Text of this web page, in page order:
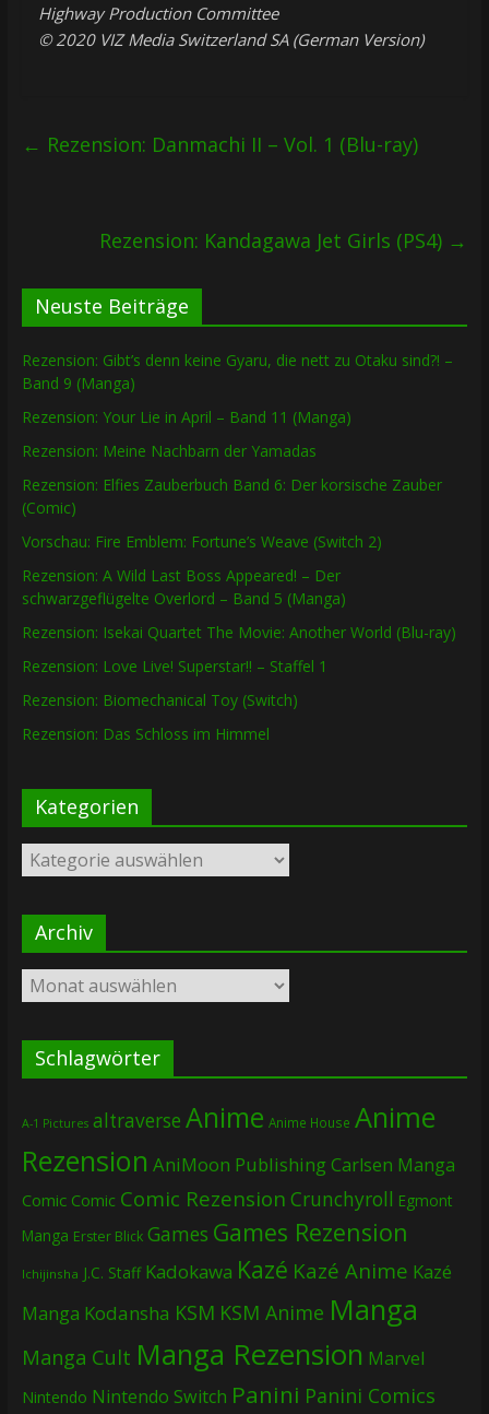
Highway Production Committee
© 2020 VIZ Media Switzerland SA (German Version)
← Rezension: Danmachi II – Vol. 1 (Blu-ray)
Rezension: Kandagawa Jet Girls (PS4) →
Neuste Beiträge
Rezension: Gibt’s denn keine Gyaru, die nett zu Otaku sind?! –
Band 9 (Manga)
Rezension: Your Lie in April – Band 11 (Manga)
Rezension: Meine Nachbarn der Yamadas
Rezension: Elfies Zauberbuch Band 6: Der korsische Zauber
(Comic)
Vorschau: Fire Emblem: Fortune’s Weave (Switch 2)
Rezension: A Wild Last Boss Appeared! – Der
schwarzgeflügelte Overlord – Band 5 (Manga)
Rezension: Isekai Quartet The Movie: Another World (Blu-ray)
Rezension: Love Live! Superstar!! – Staffel 1
Rezension: Biomechanical Toy (Switch)
Rezension: Das Schloss im Himmel
Kategorien
Kategorien
Archiv
Archiv
Schlagwörter
A-1 Pictures altraverse Anime Anime House Anime
Rezension AniMoon PublishingCarlsen Manga
Comic Comic Comic Rezension Crunchyroll Egmont
Manga Erster Blick Games Games Rezension
Ichijinsha J.C. Staff Kadokawa Kazé Kazé Anime Kazé
Manga Kodansha KSM KSM Anime Manga
Manga Cult Manga Rezension Marvel
Nintendo Nintendo Switch Panini Panini Comics